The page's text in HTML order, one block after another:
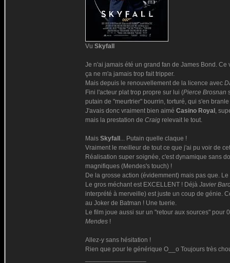
Vu Skyfall
Je n'ai jamais été un grand fan de James Bond.
ça ne m'a jamais trop fait tripper.
Mais depuis le renouvellement de la licence avec
Fini l'acteur plat trop propre sur lui (Pierce Brosnan
putain de "meurtrier" bourrin, torturé, qui s'en
J'avais donc vraiment bien aimé Casino Royal ,
mais la prestation de Craig relevait le tout.
Mais Skyfall ... Putain quelle claque !
Vraiment le meilleur de tout ce que j'ai pu voir de
Réalisation super soignée, c'est dynamique sans
magnifiques (Mendes's touch) !
De la grosse action (évidemment) mais pas que.
Le gros méchant est EXCELLENT ! Déjà Javier
interprété à merveille) est juste un coup de génie.
au Joker de Batman ! Une tuerie.
Le film joue aussi sur un "retour aux sources"
Mendes !
Allez-y sans hésitation !
Rien que pour le générique O__o Toujours très